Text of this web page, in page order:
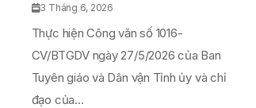
3 Tháng 6, 2026
Thực hiện Công văn số 1016-
CV/BTGDV ngày 27/5/2026 của Ban
Tuyên giáo và Dân vận Tỉnh ủy và chỉ
đạo của...